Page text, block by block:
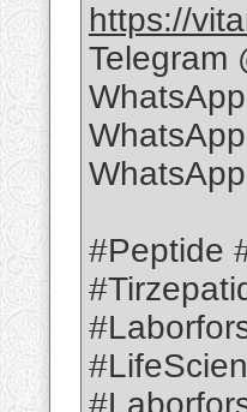
https://
Telegram
#Peptide